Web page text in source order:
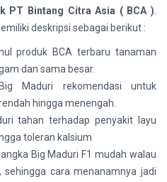
PT Bintang Citra Asia ( BCA )
deskripsi sebagai berikut :
produk BCA terbaru tanaman
dan sama besar.
Maduri rekomendasi untuk
hingga menengah.
tahan terhadap penyakit layu
toleran kalsium
Big Maduri F1 mudah walau
sehingga cara menanamnya jadi